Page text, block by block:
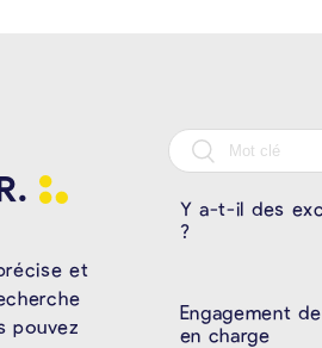
et
pouvez
Y a-t-il des
?
Engagement
en charge